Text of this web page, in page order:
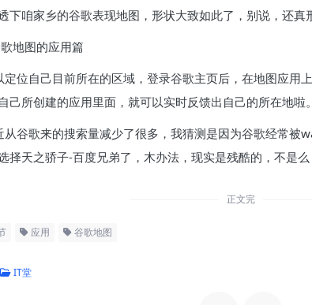
下咱家乡的谷歌表现地图，形状大致如此了，别说，还真
定位自己目前所在的区域，登录谷歌主页后，在地图应用
己所创建的应用里面，就可以实时反馈出自己的所在地啦。
从谷歌来的搜索量减少了很多，我猜测是因为谷歌经常被
择天之骄子-百度兄弟了，木办法，现实是残酷的，不是么
正文完
应用 谷歌地图
IT堂